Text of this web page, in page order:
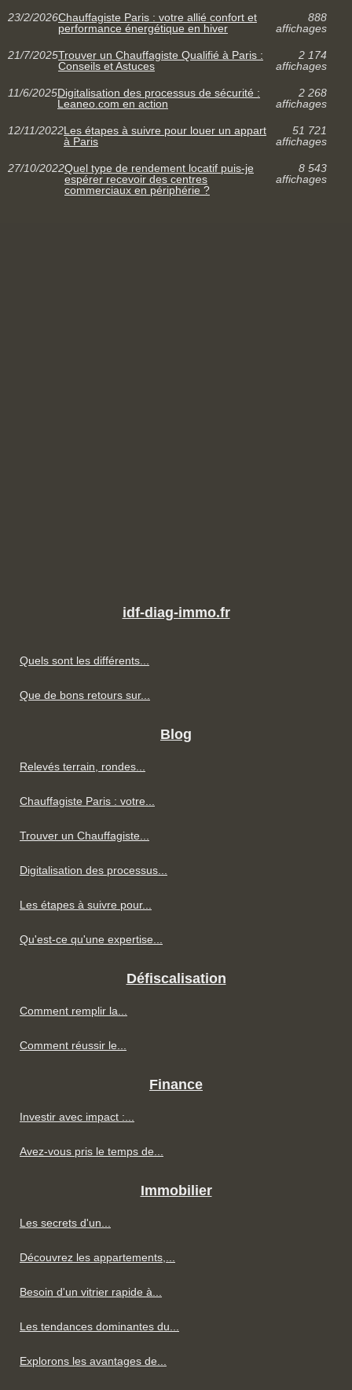
23/2/2026Chauffagiste Paris : votre allié confort et
performance énergétique en hiver
888
affichages
21/7/2025Trouver un Chauffagiste Qualifié à Paris :
Conseils et Astuces
2 174
affichages
11/6/2025Digitalisation des processus de sécurité :
Leaneo.com en action
2 268
affichages
12/11/2022Les étapes à suivre pour louer un appart
à Paris
51 721
affichages
27/10/2022Quel type de rendement locatif puis-je
espérer recevoir des centres
commerciaux en périphérie ?
8 543
affichages
idf-diag-immo.fr
Quels sont les différents...
Que de bons retours sur...
Blog
Relevés terrain, rondes...
Chauffagiste Paris : votre...
Trouver un Chauffagiste...
Digitalisation des processus...
Les étapes à suivre pour...
Qu'est-ce qu'une expertise...
Défiscalisation
Comment remplir la...
Comment réussir le...
Finance
Investir avec impact :...
Avez-vous pris le temps de...
Immobilier
Les secrets d'un...
Découvrez les appartements,...
Besoin d'un vitrier rapide à...
Les tendances dominantes du...
Explorons les avantages de...